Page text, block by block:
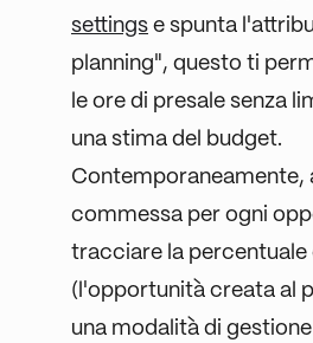
settings e spunta
planning", questo ti
le ore di presale senza
una stima del budget.
Contemporaneamente,
commessa per ogni
tracciare la percentuale
(l'opportunità creata al
una modalità di